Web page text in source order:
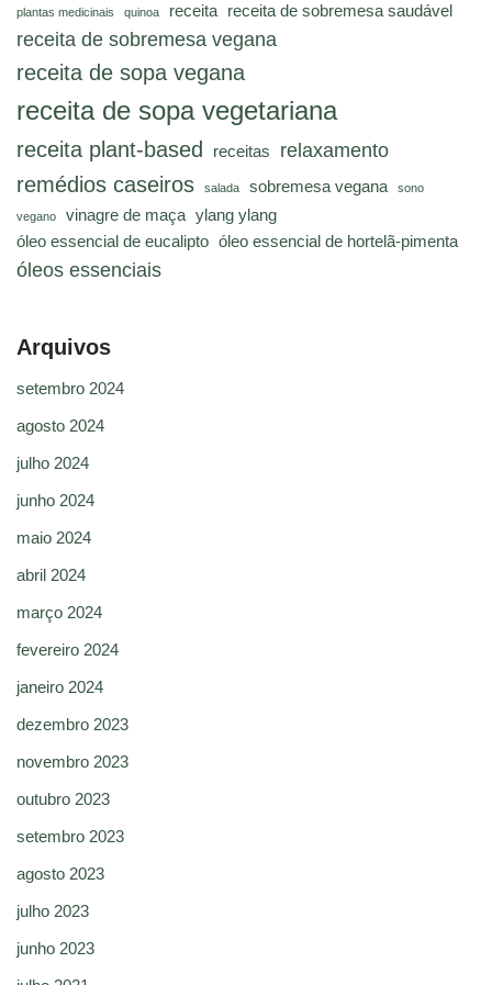
plantas medicinais quinoa receita receita de sobremesa saudável
receita de sobremesa vegana
receita de sopa vegana
receita de sopa vegetariana
receita plant-based receitas relaxamento
remédios caseiros salada sobremesa vegana sono
vegano vinagre de maça ylang ylang
óleo essencial de eucalipto óleo essencial de hortelã-pimenta
óleos essenciais
Arquivos
setembro 2024
agosto 2024
julho 2024
junho 2024
maio 2024
abril 2024
março 2024
fevereiro 2024
janeiro 2024
dezembro 2023
novembro 2023
outubro 2023
setembro 2023
agosto 2023
julho 2023
junho 2023